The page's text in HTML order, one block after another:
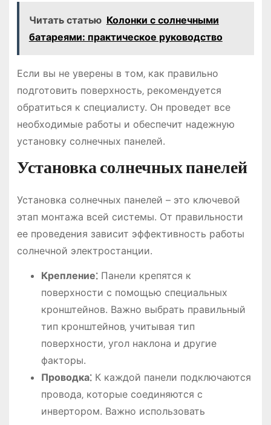
Читать статью Колонки с солнечными
батареями: практическое руководство
Если вы не уверены в том‚ как правильно
подготовить поверхность‚ рекомендуется
обратиться к специалисту. Он проведет все
необходимые работы и обеспечит надежную
установку солнечных панелей.
Установка солнечных панелей
Установка солнечных панелей – это ключевой
этап монтажа всей системы. От правильности
ее проведения зависит эффективность работы
солнечной электростанции.
Крепление⁚Панели крепятся к
поверхности с помощью специальных
кронштейнов. Важно выбрать правильный
тип кронштейнов‚ учитывая тип
поверхности‚ угол наклона и другие
факторы.
Проводка⁚К каждой панели подключаются
провода‚ которые соединяются с
инвертором. Важно использовать